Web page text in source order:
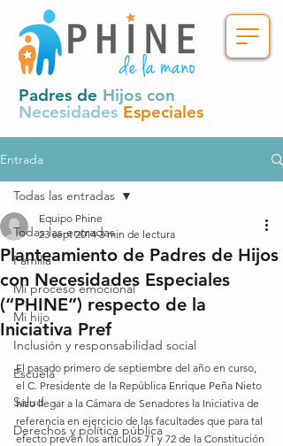
Padres de Hijos con
Necesidades Especiales
Entrada
Todas las entradas
Familia
Mi proceso emocional
Mi hijo
Inclusión y responsabilidad social
Escuela
Salud
Derechos y política pública
Todas las entradas
Planteamiento de Padres de Hijos
con Necesidades Especiales
(“PHINE”) respecto de la
Iniciativa Pref
Equipo Phine
23 sept 2014 3 min de lectura
El pasado primero de septiembre del año en curso,
el C. Presidente de la República Enrique Peña Nieto
hizo llegar a la Cámara de Senadores la Iniciativa de
referencia en ejercicio de las facultades que para tal
efecto prevén los artículos 71 y 72 de la Constitución